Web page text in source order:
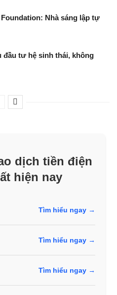
Nhà sáng lập tự
đầu tư hệ sinh thái, không
dịch tiền điện
hiện nay
Tìm hiểu ngay →
Tìm hiểu ngay →
Tìm hiểu ngay →